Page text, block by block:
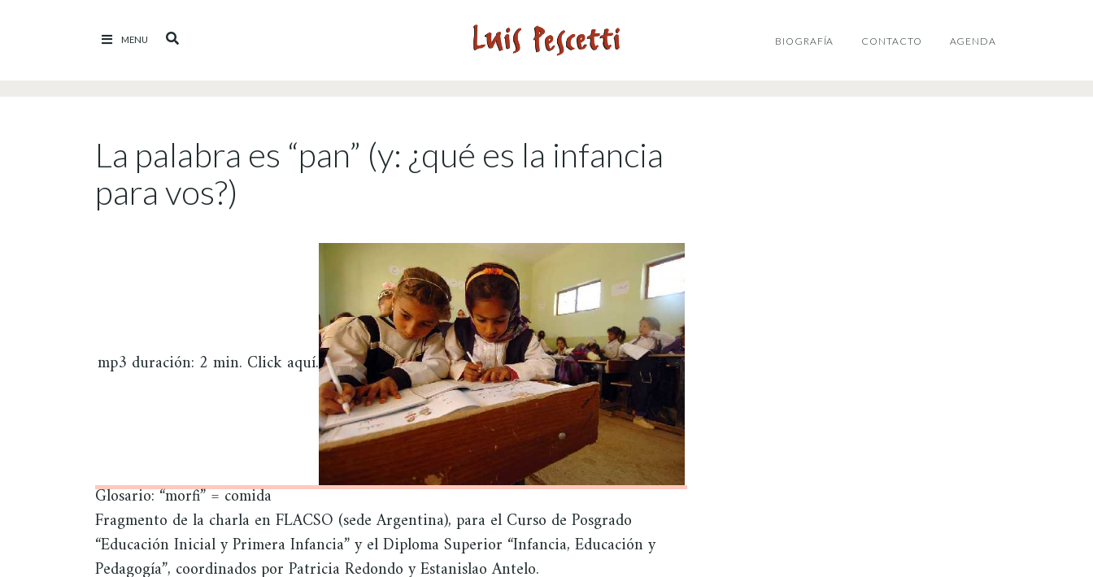
MENU BIOGRAFÍA CONTACTO AGENDA
La palabra es “pan” (y: ¿qué es la infancia
para vos?)
mp3 duración: 2 min. Click aquí.
Glosario: “morfi” = comida
Fragmento de la charla en FLACSO (sede Argentina), para el Curso de Posgrado
“Educación Inicial y Primera Infancia” y el Diploma Superior “Infancia, Educación y
Pedagogía”, coordinados por Patricia Redondo y Estanislao Antelo.